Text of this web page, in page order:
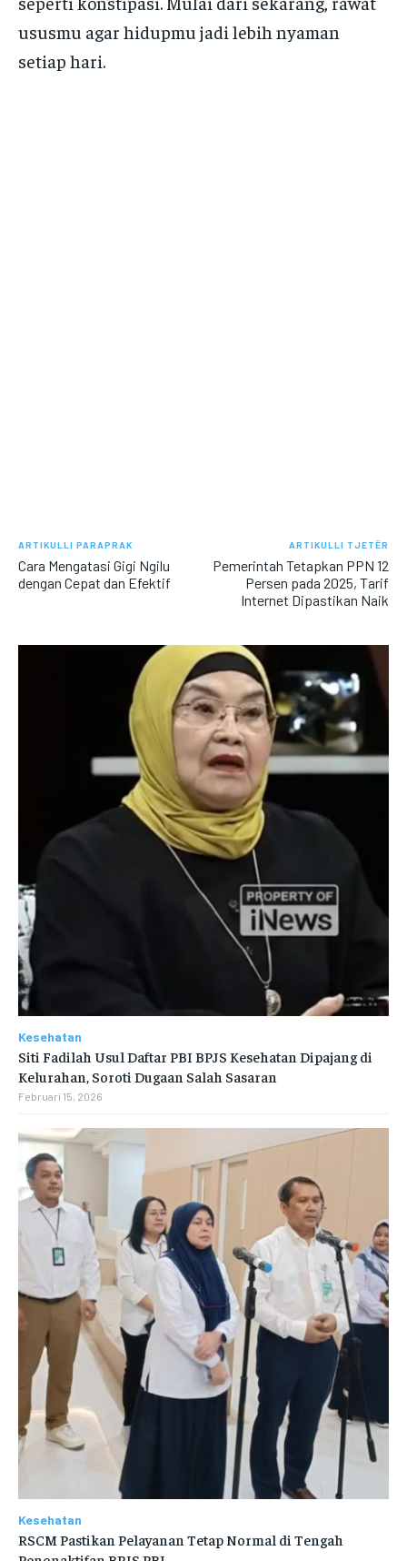
ususmu agar hidupmu jadi lebih nyaman
setiap hari.
ARTIKULLI PARAPRAK
Cara Mengatasi Gigi Ngilu
dengan Cepat dan Efektif
ARTIKULLI TJETËR
Pemerintah Tetapkan PPN 12
Persen pada 2025, Tarif
Internet Dipastikan Naik
Kesehatan
Siti Fadilah Usul Daftar PBI BPJS Kesehatan Dipajang di
Kelurahan, Soroti Dugaan Salah Sasaran
Februari 15, 2026
Kesehatan
RSCM Pastikan Pelayanan Tetap Normal di Tengah